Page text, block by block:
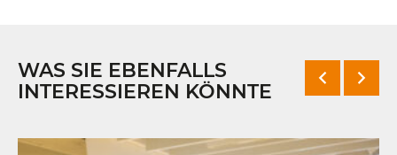
WAS SIE EBENFALLS
INTERESSIEREN KÖNNTE